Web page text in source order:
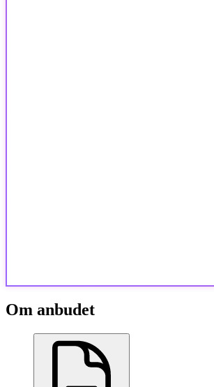
Om anbudet